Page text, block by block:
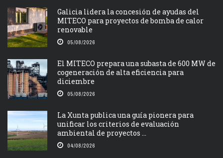
Galicia lidera la concesión de ayudas del
MITECO para proyectos de bomba de calor
renovable
05/08/2026
El MITECO prepara una subasta de 600 MW de
cogeneración de alta eficiencia para
diciembre
05/08/2026
La Xunta publica una guía pionera para
unificar los criterios de evaluación
ambiental de proyectos ...
04/08/2026